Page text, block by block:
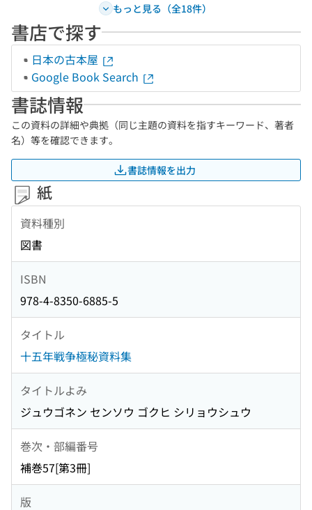
もっと見る（全18件）
書店で探す
日本の古本屋
Google Book Search
書誌情報
この資料の詳細や典拠（同じ主題の資料を指すキーワード、著者
名）等を確認できます。
書誌情報を出力
紙
資料種別
図書
ISBN
978-4-8350-6885-5
タイトル
十五年戦争極秘資料集
タイトルよみ
ジュウゴネン センソウ ゴクヒ シリョウシュウ
巻次・部編番号
補巻57[第3冊]
版